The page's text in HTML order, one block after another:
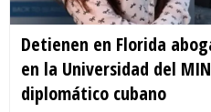
Detienen en Florida
en la Universidad del
diplomático cubano